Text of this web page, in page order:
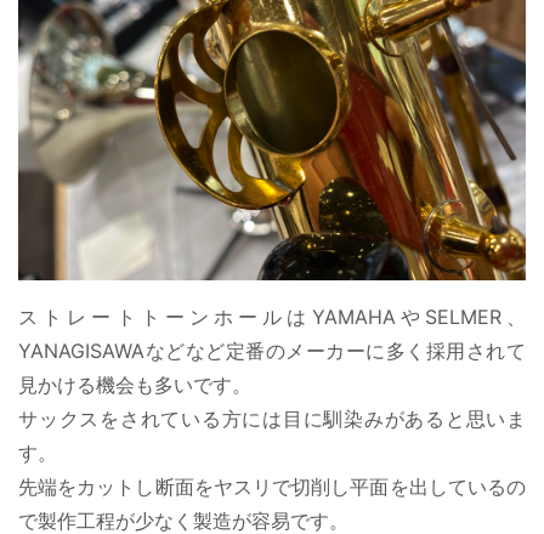
ストレートトーンホールはYAMAHAやSELMER、
YANAGISAWAなどなど定番のメーカーに多く採用されて
見かける機会も多いです。
サックスをされている方には目に馴染みがあると思いま
す。
先端をカットし断面をヤスリで切削し平面を出しているの
で製作工程が少なく製造が容易です。